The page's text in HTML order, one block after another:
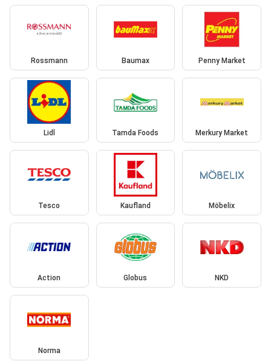
Rossmann Baumax Penny Market
Lidl Tamda Foods Merkury Market
Tesco Kaufland Möbelix
Action Globus NKD
Norma